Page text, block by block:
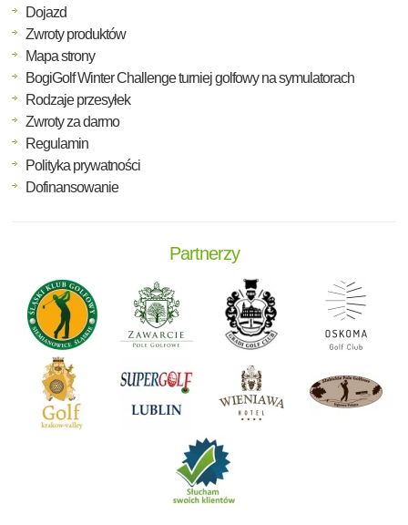
Dojazd
Zwroty produktów
Mapa strony
BogiGolf Winter Challenge turniej golfowy na symulatorach
Rodzaje przesyłek
Zwroty za darmo
Regulamin
Polityka prywatności
Dofinansowanie
Partnerzy